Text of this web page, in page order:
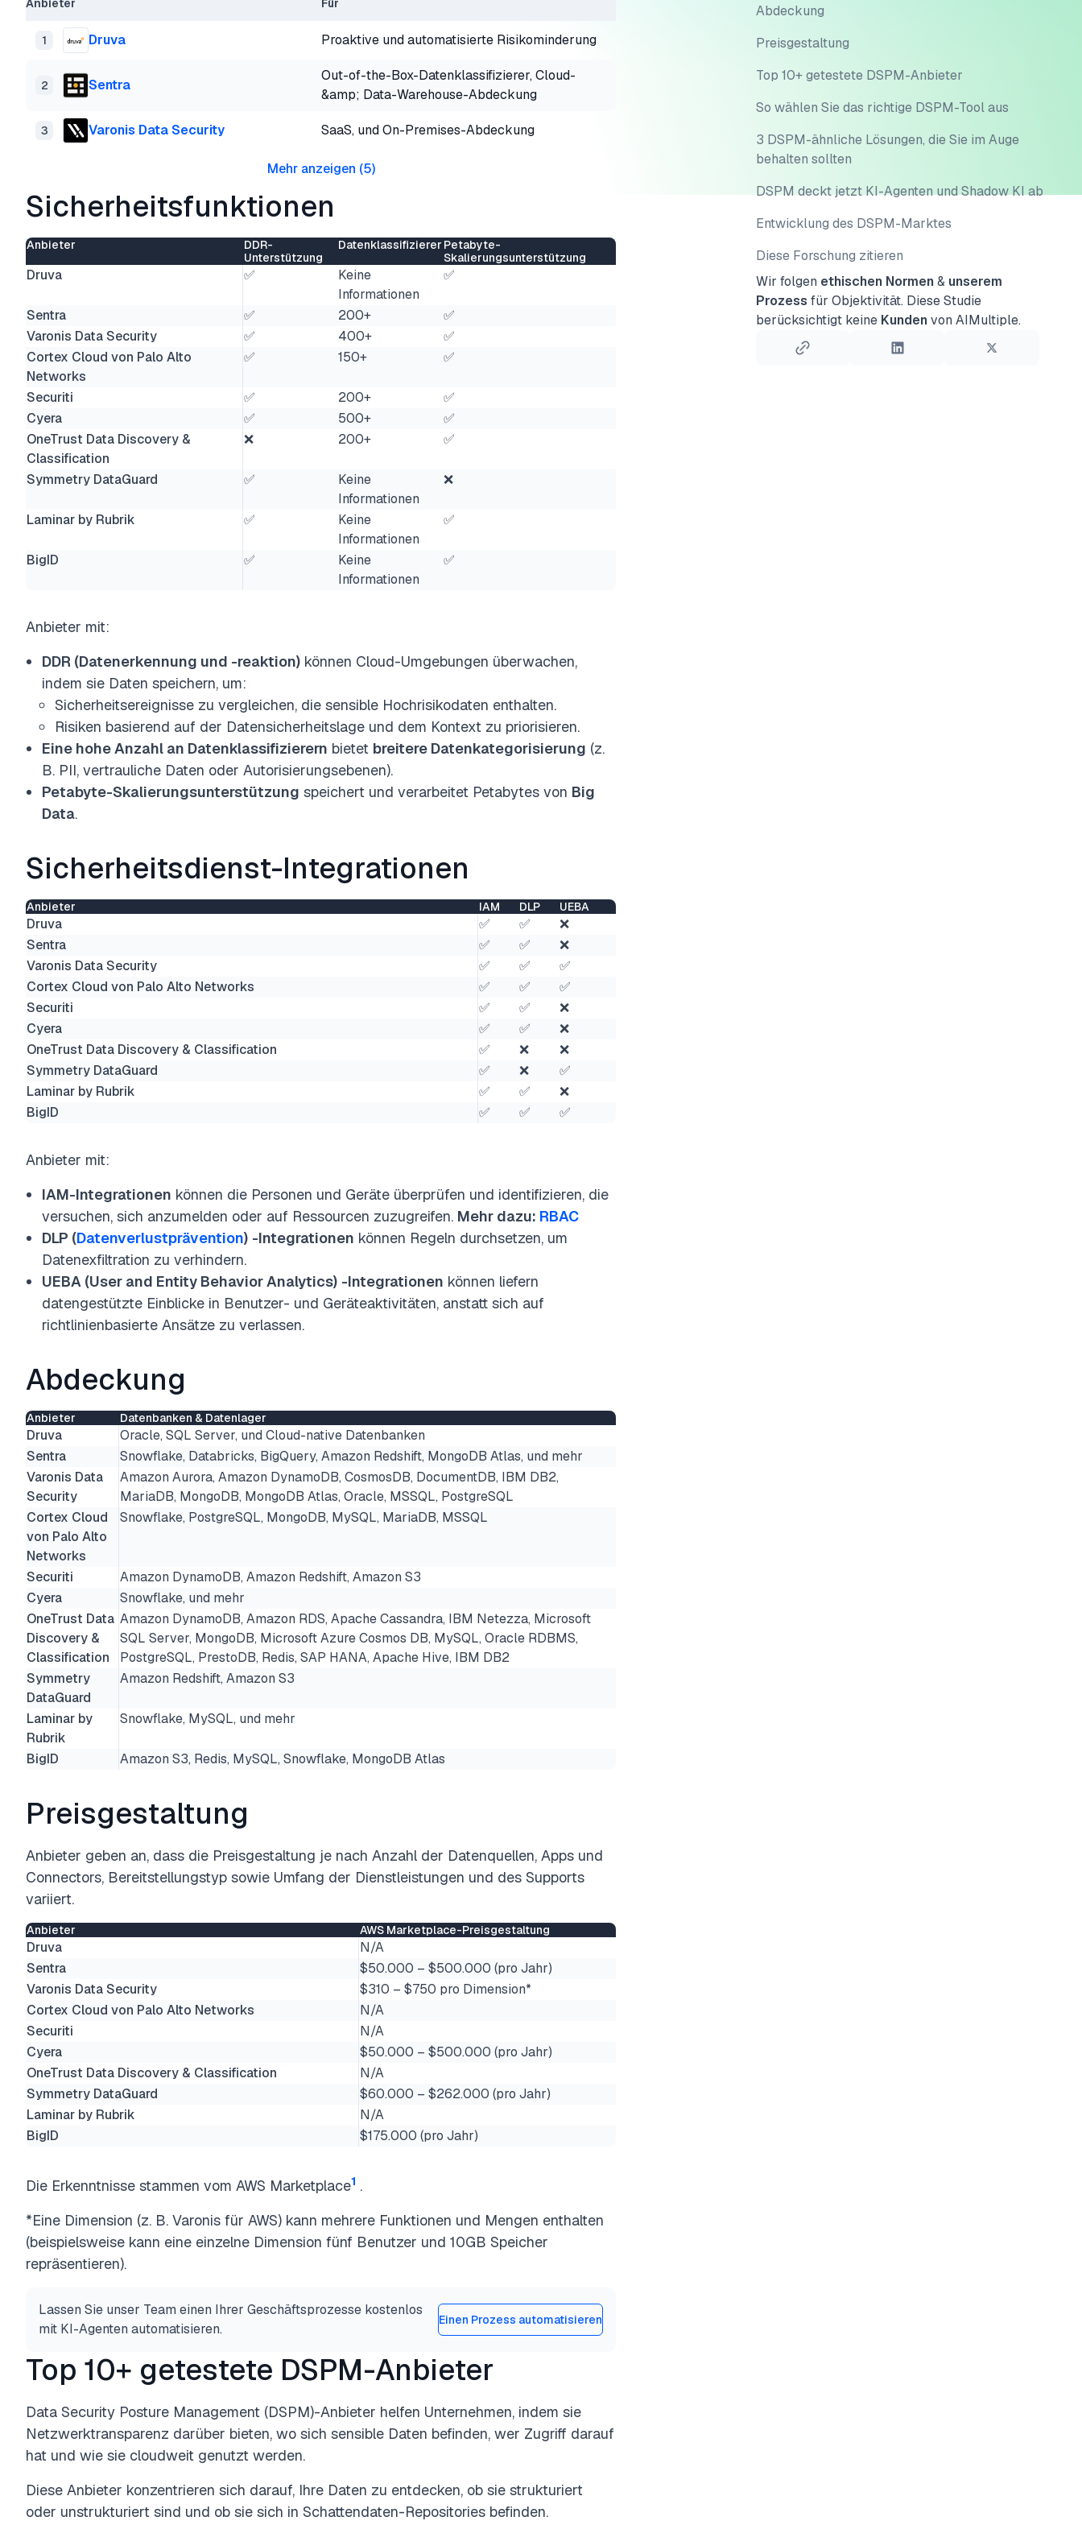
1 Druva Proaktive und automatisierte Risikominderung
2 Sentra
Out-of-the-Box-Datenklassifizierer, Cloud-
&amp; Data-Warehouse-Abdeckung
3 Varonis Data Security SaaS, und On-Premises-Abdeckung
Mehr anzeigen (5)
Sicherheitsfunktionen
Anbieter
DDR-
Unterstützung
Datenklassifizierer Petabyte-
Skalierungsunterstützung
Druva ✅
Keine
Informationen
✅
Sentra ✅ 200+
✅
Varonis Data Security
✅ 400+
✅
Cortex Cloud von Palo Alto
Networks
✅ 150+ ✅
Securiti ✅ 200+
✅
Cyera
✅ 500+
✅
OneTrust Data Discovery &
Classification
❌ 200+ ✅
Symmetry DataGuard ✅
Keine
Informationen
❌
Laminar by Rubrik ✅
Keine
Informationen
✅
BigID ✅
Keine
Informationen
✅
Anbieter mit:
DDR (Datenerkennung und -reaktion) können Cloud-Umgebungen überwachen,
indem sie Daten speichern, um:
Sicherheitsereignisse zu vergleichen, die sensible Hochrisikodaten enthalten.
Risiken basierend auf der Datensicherheitslage und dem Kontext zu priorisieren.
Eine hohe Anzahl an Datenklassifizierern bietet breitere Datenkategorisierung (z.
B. PII, vertrauliche Daten oder Autorisierungsebenen).
Petabyte-Skalierungsunterstützung speichert und verarbeitet Petabytes von Big
Data.
Sicherheitsdienst-Integrationen
Anbieter IAM DLP UEBA
Druva ✅ ✅
❌
Sentra
✅ ✅
❌
Varonis Data Security
✅ ✅
✅
Cortex Cloud von Palo Alto Networks
✅ ✅
✅
Securiti
✅ ✅
❌
Cyera
✅ ✅
❌
OneTrust Data Discovery & Classification
✅ ❌
❌
Symmetry DataGuard
✅ ❌
✅
Laminar by Rubrik
✅ ✅
❌
BigID
✅ ✅ ✅
Anbieter mit:
IAM-Integrationen können die Personen und Geräte überprüfen und identifizieren, die
versuchen, sich anzumelden oder auf Ressourcen zuzugreifen. Mehr dazu: RBAC
DLP (Datenverlustprävention) -Integrationen können Regeln durchsetzen, um
Datenexfiltration zu verhindern.
UEBA (User and Entity Behavior Analytics) -Integrationen können liefern
datengestützte Einblicke in Benutzer- und Geräteaktivitäten, anstatt sich auf
richtlinienbasierte Ansätze zu verlassen.
Abdeckung
Anbieter Datenbanken & Datenlager
Druva
Oracle, SQL Server, und Cloud-native Datenbanken
Sentra
Snowflake, Databricks, BigQuery, Amazon Redshift, MongoDB Atlas, und mehr
Varonis Data
Security
Amazon Aurora, Amazon DynamoDB, CosmosDB, DocumentDB, IBM DB2,
MariaDB, MongoDB, MongoDB Atlas, Oracle, MSSQL, PostgreSQL
Cortex Cloud
von Palo Alto
Networks
Snowflake, PostgreSQL, MongoDB, MySQL, MariaDB, MSSQL
Securiti
Amazon DynamoDB, Amazon Redshift, Amazon S3
Cyera
Snowflake, und mehr
OneTrust Data
Discovery &
Classification
Amazon DynamoDB, Amazon RDS, Apache Cassandra, IBM Netezza, Microsoft
SQL Server, MongoDB, Microsoft Azure Cosmos DB, MySQL, Oracle RDBMS,
PostgreSQL, PrestoDB, Redis, SAP HANA, Apache Hive, IBM DB2
Symmetry
DataGuard
Amazon Redshift, Amazon S3
Laminar by
Rubrik
Snowflake, MySQL, und mehr
BigID Amazon S3, Redis, MySQL, Snowflake, MongoDB Atlas
Preisgestaltung
Anbieter geben an, dass die Preisgestaltung je nach Anzahl der Datenquellen, Apps und
Connectors, Bereitstellungstyp sowie Umfang der Dienstleistungen und des Supports
variiert.
Anbieter AWS Marketplace-Preisgestaltung
Druva
N/A
Sentra
$50.000 – $500.000 (pro Jahr)
Varonis Data Security
$310 – $750 pro Dimension*
Cortex Cloud von Palo Alto Networks
N/A
Securiti
N/A
Cyera
$50.000 – $500.000 (pro Jahr)
OneTrust Data Discovery & Classification
N/A
Symmetry DataGuard
$60.000 – $262.000 (pro Jahr)
Laminar by Rubrik
N/A
BigID
$175.000 (pro Jahr)
Die Erkenntnisse stammen vom AWS Marketplace1 .
*Eine Dimension (z. B. Varonis für AWS) kann mehrere Funktionen und Mengen enthalten
(beispielsweise kann eine einzelne Dimension fünf Benutzer und 10GB Speicher
repräsentieren).
Lassen Sie unser Team einen Ihrer Geschäftsprozesse kostenlos
mit KI-Agenten automatisieren.
Einen Prozess automatisieren
Top 10+ getestete DSPM-Anbieter
Data Security Posture Management (DSPM)-Anbieter helfen Unternehmen, indem sie
Netzwerktransparenz darüber bieten, wo sich sensible Daten befinden, wer Zugriff darauf
hat und wie sie cloudweit genutzt werden.
Diese Anbieter konzentrieren sich darauf, Ihre Daten zu entdecken, ob sie strukturiert
oder unstrukturiert sind und ob sie sich in Schattendaten-Repositories befinden.
Abdeckung
Preisgestaltung
Top 10+ getestete DSPM-Anbieter
So wählen Sie das richtige DSPM-Tool aus
3 DSPM-ähnliche Lösungen, die Sie im Auge
behalten sollten
DSPM deckt jetzt KI-Agenten und Shadow KI ab
Entwicklung des DSPM-Marktes
Diese Forschung zitieren
Wir folgen ethischen Normen& unserem
Prozess für Objektivität. Diese Studie
berücksichtigt keine Kundenvon AIMultiple.